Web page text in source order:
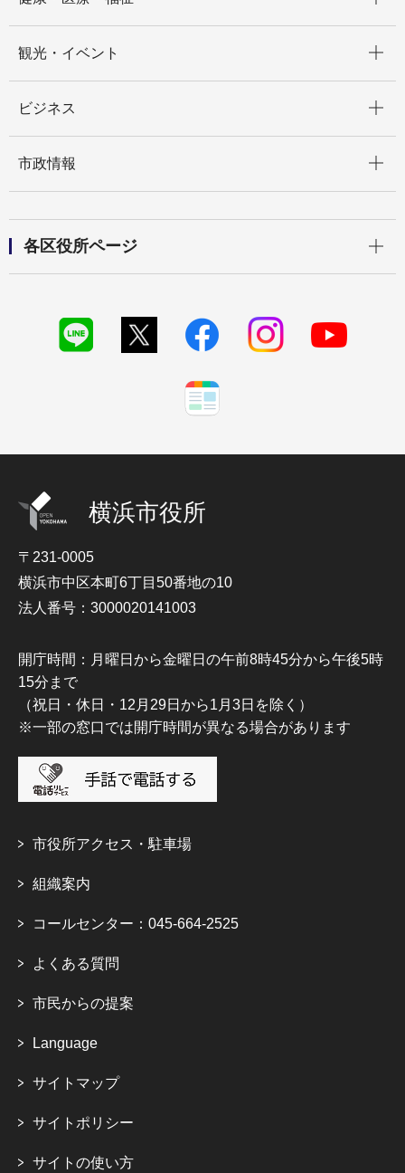
観光・イベント
ビジネス
市政情報
各区役所ページ
横浜市役所
〒231-0005
横浜市中区本町6丁目50番地の10
法人番号：3000020141003
開庁時間：月曜日から金曜日の午前8時45分から午後5時
15分まで
（祝日・休日・12月29日から1月3日を除く）
※一部の窓口では開庁時間が異なる場合があります
市役所アクセス・駐車場
組織案内
コールセンター：045-664-2525
よくある質問
市民からの提案
Language
サイトマップ
サイトポリシー
サイトの使い方